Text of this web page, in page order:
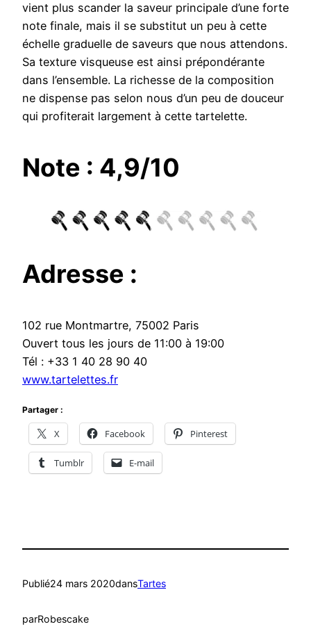
vient plus scander la saveur principale d’une forte
note finale, mais il se substitut un peu à cette
échelle graduelle de saveurs que nous attendons.
Sa texture visqueuse est ainsi prépondérante
dans l’ensemble. La richesse de la composition
ne dispense pas selon nous d’un peu de douceur
qui profiterait largement à cette tartelette.
Note : 4,9/10
Adresse :
102 rue Montmartre, 75002 Paris
Ouvert tous les jours de 11:00 à 19:00
Tél : +33 1 40 28 90 40
www.tartelettes.fr
Partager :
X Facebook Pinterest
Tumblr E-mail
Publié24 mars 2020dansTartes
parRobescake